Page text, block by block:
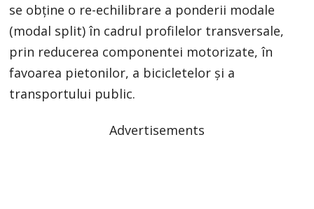
se obține o re-echilibrare a ponderii modale
(modal split) în cadrul profilelor transversale,
prin reducerea componentei motorizate, în
favoarea pietonilor, a bicicletelor și a
transportului public.
Advertisements